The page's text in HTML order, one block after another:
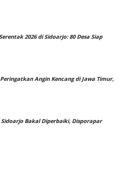
2026 di Sidoarjo: 80 Desa Siap
Peringatkan Angin Kencang di Jawa Timur,
Sidoarjo Bakal Diperbaiki, Disporapar